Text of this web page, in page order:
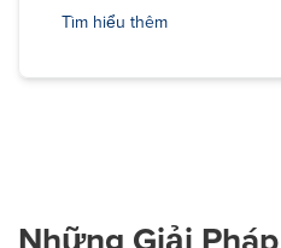
Tìm hiểu thêm